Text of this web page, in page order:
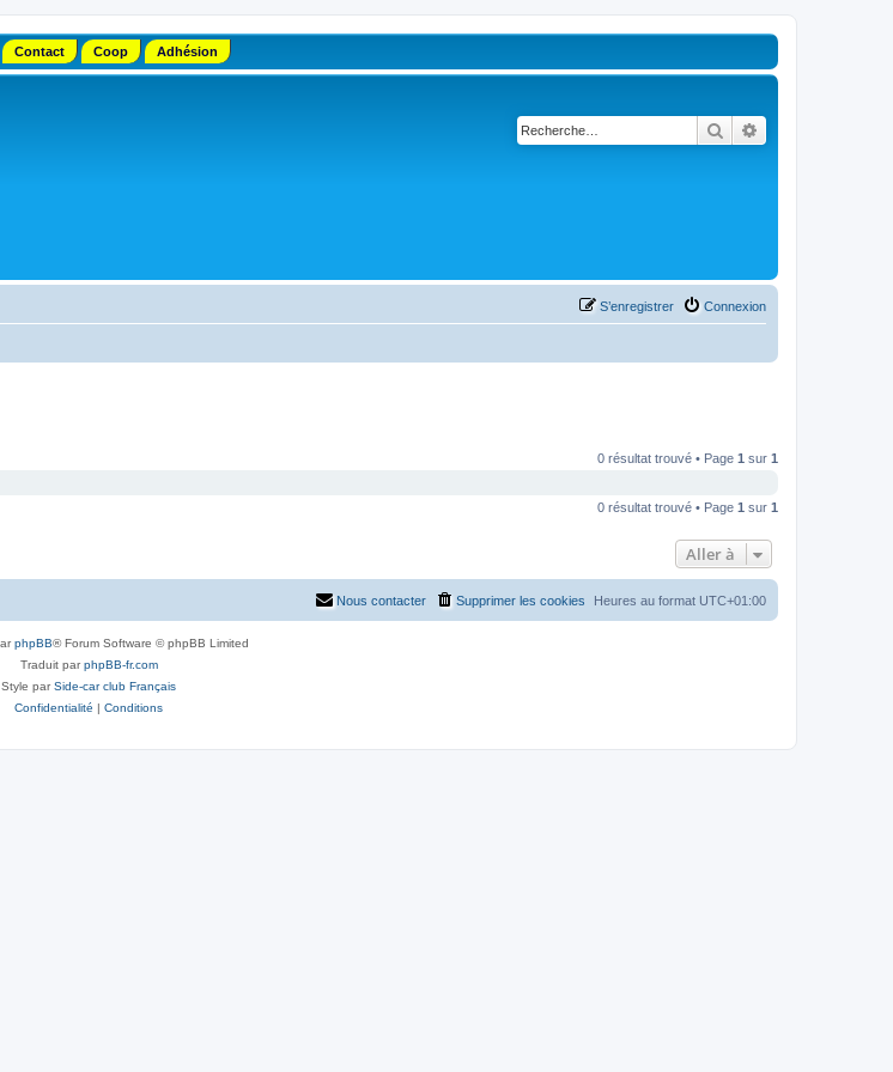
Contact Coop Adhésion
Rechercher
Connexion
S’enregistrer
0 résultat trouvé • Page 1 sur 1
0 résultat trouvé • Page 1 sur 1
Aller à
Heures au format UTC+01:00
Supprimer les cookies
Nous contacter
phpBB® Forum Software © phpBB Limited
Traduit parphpBB-fr.com
Style parSide-car club Français
Confidentialité | Conditions